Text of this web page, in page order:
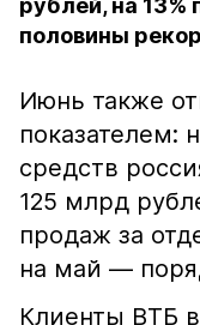
рублей, на 13%
половины
Июнь также
показателем:
средств
125 млрд
продаж за
на май —
Клиенты ВТБ